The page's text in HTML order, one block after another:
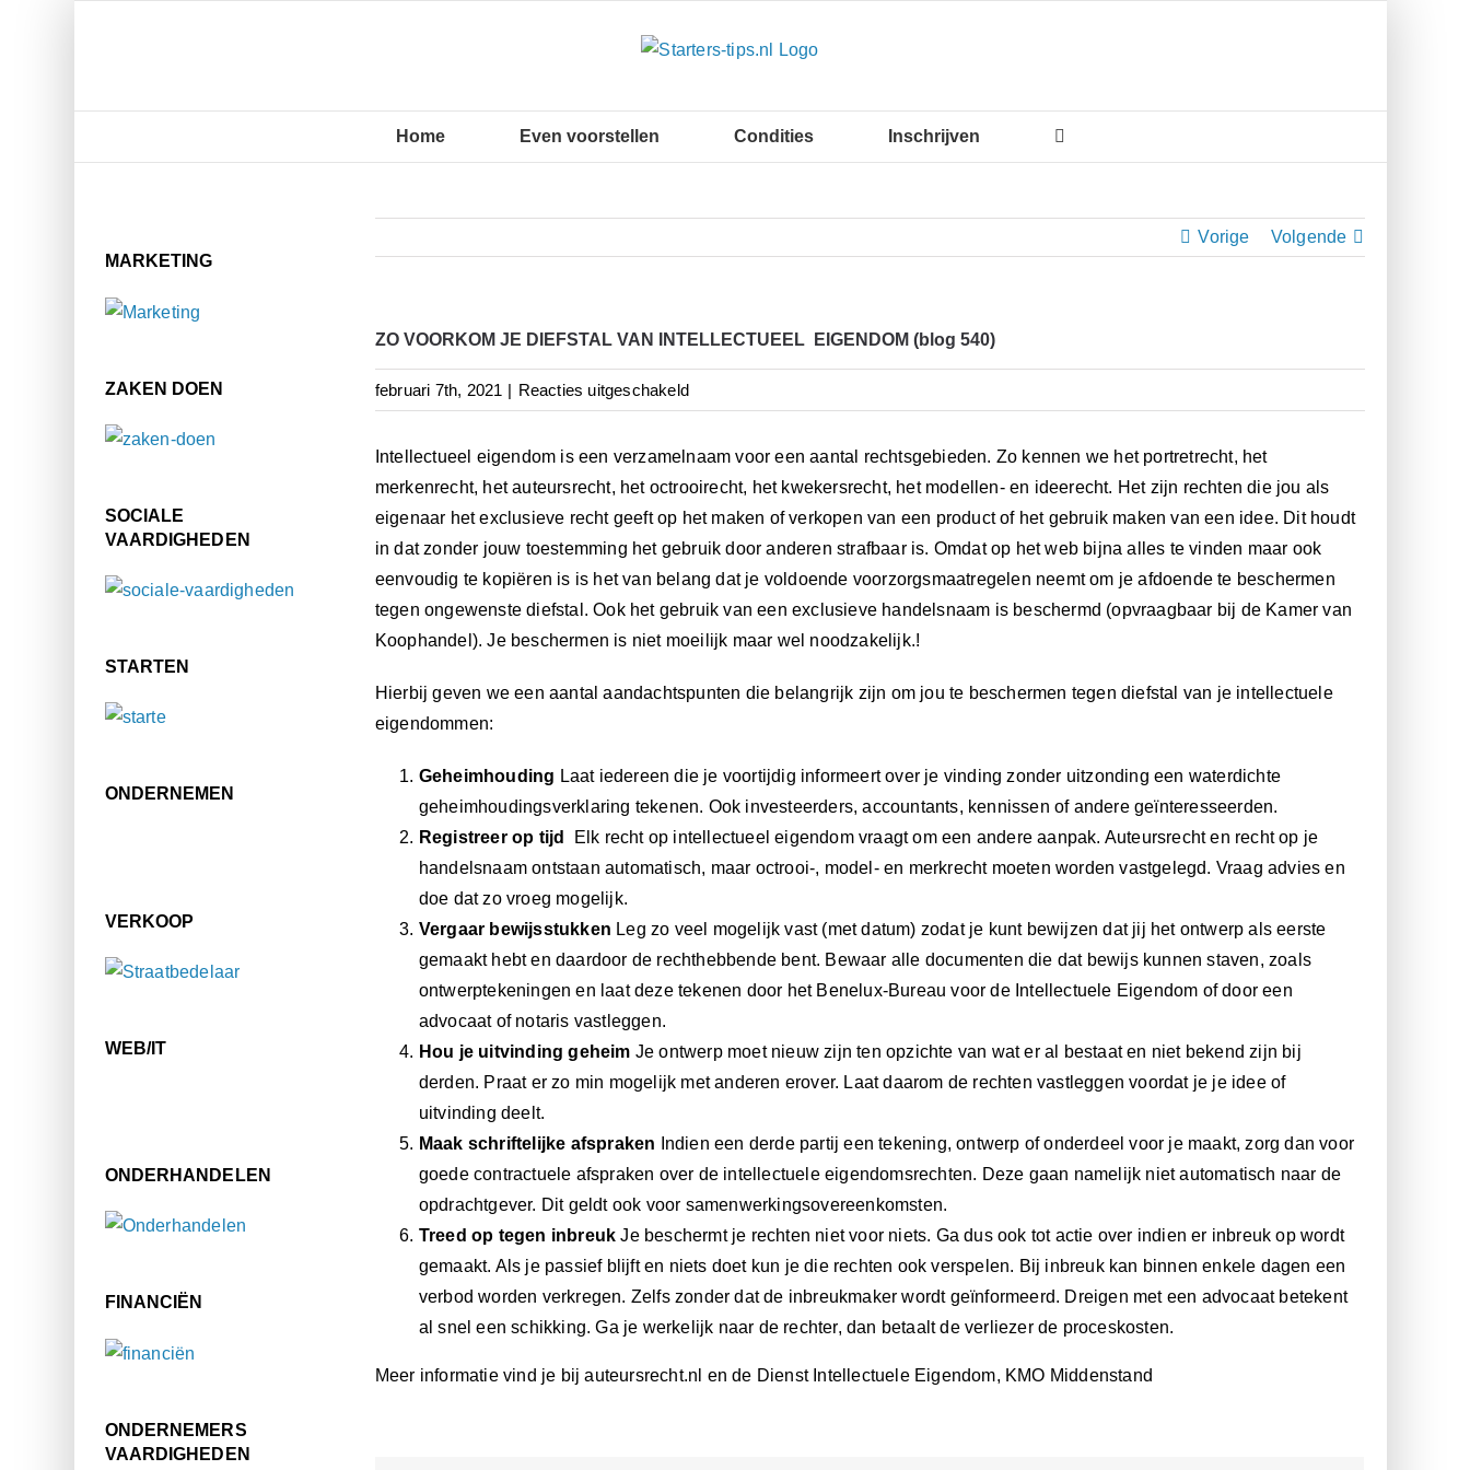
Home Even voorstellen Condities Inschrijven
Vorige Volgende
ZO VOORKOM JE DIEFSTAL VAN INTELLECTUEEL EIGENDOM (blog 540)
februari 7th, 2021 | Reacties uitgeschakeldvoor
JE
DIEFSTAL
540)
Intellectueel eigendom is een verzamelnaam voor een aantal rechtsgebieden. Zo kennen we het portretrecht, het
merkenrecht, het auteursrecht, het octrooirecht, het kwekersrecht, het modellen- en ideerecht. Het zijn rechten die jou als
eigenaar het exclusieve recht geeft op het maken of verkopen van een product of het gebruik maken van een idee. Dit houdt
in dat zonder jouw toestemming het gebruik door anderen strafbaar is. Omdat op het web bijna alles te vinden maar ook
eenvoudig te kopiëren is is het van belang dat je voldoende voorzorgsmaatregelen neemt om je afdoende te beschermen
tegen ongewenste diefstal. Ook het gebruik van een exclusieve handelsnaam is beschermd (opvraagbaar bij de Kamer van
Koophandel). Je beschermen is niet moeilijk maar wel noodzakelijk.!
Hierbij geven we een aantal aandachtspunten die belangrijk zijn om jou te beschermen tegen diefstal van je intellectuele
eigendommen:
Geheimhouding Laat iedereen die je voortijdig informeert over je vinding zonder uitzonding een waterdichte
geheimhoudingsverklaring tekenen. Ook investeerders, accountants, kennissen of andere geïnteresseerden.
Registreer op tijd
Elk recht op intellectueel eigendom vraagt om een andere aanpak. Auteursrecht en recht op je
handelsnaam ontstaan automatisch, maar octrooi-, model- en merkrecht moeten worden vastgelegd. Vraag advies en
doe dat zo vroeg mogelijk.
Vergaar bewijsstukken Leg zo veel mogelijk vast (met datum) zodat je kunt bewijzen dat jij het ontwerp als eerste
gemaakt hebt en daardoor de rechthebbende bent. Bewaar alle documenten die dat bewijs kunnen staven, zoals
ontwerptekeningen en laat deze tekenen door het Benelux-Bureau voor de Intellectuele Eigendom of door een
advocaat of notaris vastleggen.
Hou je uitvinding geheim Je ontwerp moet nieuw zijn ten opzichte van wat er al bestaat en niet bekend zijn bij
derden. Praat er zo min mogelijk met anderen erover. Laat daarom de rechten vastleggen voordat je je idee of
uitvinding deelt.
Maak schriftelijke afspraken Indien een derde partij een tekening, ontwerp of onderdeel voor je maakt, zorg dan voor
goede contractuele afspraken over de intellectuele eigendomsrechten. Deze gaan namelijk niet automatisch naar de
opdrachtgever. Dit geldt ook voor samenwerkingsovereenkomsten.
Treed op tegen inbreuk Je beschermt je rechten niet voor niets. Ga dus ook tot actie over indien er inbreuk op wordt
gemaakt. Als je passief blijft en niets doet kun je die rechten ook verspelen. Bij inbreuk kan binnen enkele dagen een
verbod worden verkregen. Zelfs zonder dat de inbreukmaker wordt geïnformeerd. Dreigen met een advocaat betekent
al snel een schikking. Ga je werkelijk naar de rechter, dan betaalt de verliezer de proceskosten.
Meer informatie vind je bij auteursrecht.nl en de Dienst Intellectuele Eigendom, KMO Middenstand
MARKETING
ZAKEN DOEN
SOCIALE
VAARDIGHEDEN
STARTEN
ONDERNEMEN
VERKOOP
WEB/IT
ONDERHANDELEN
FINANCIËN
ONDERNEMERS
VAARDIGHEDEN